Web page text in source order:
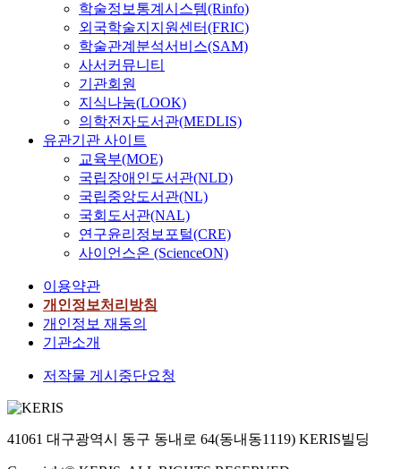
학술정보통계시스템(Rinfo)
외국학술지지원센터(FRIC)
학술관계분석서비스(SAM)
사서커뮤니티
기관회원
지식나눔(LOOK)
의학전자도서관(MEDLIS)
유관기관 사이트
교육부(MOE)
국립장애인도서관(NLD)
국립중앙도서관(NL)
국회도서관(NAL)
연구윤리정보포털(CRE)
사이언스온 (ScienceON)
이용약관
개인정보처리방침
개인정보 재동의
기관소개
저작물 게시중단요청
41061 대구광역시 동구 동내로 64(동내동1119) KERIS빌딩